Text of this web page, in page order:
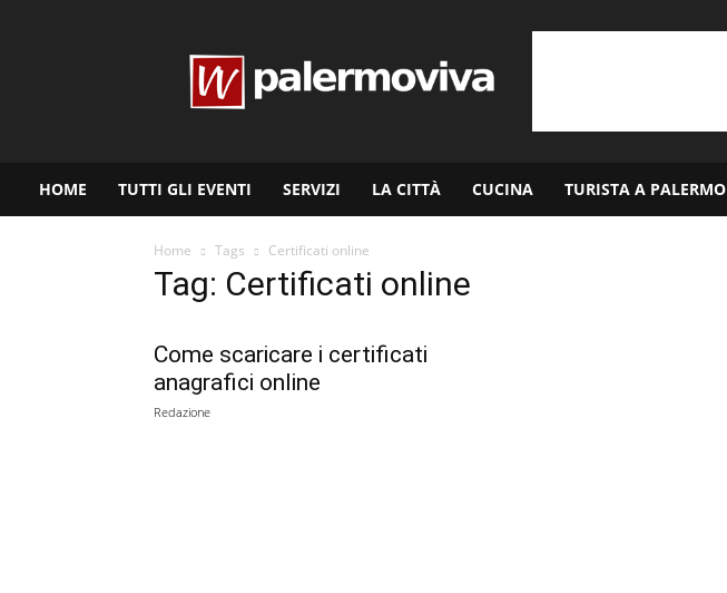
HOME TUTTI GLI EVENTI SERVIZI LA CITTÀ CUCINA TURISTA A PALERMO
Home Tags Certificati online
Tag: Certificati online
Come scaricare i certificati
anagrafici online
Redazione